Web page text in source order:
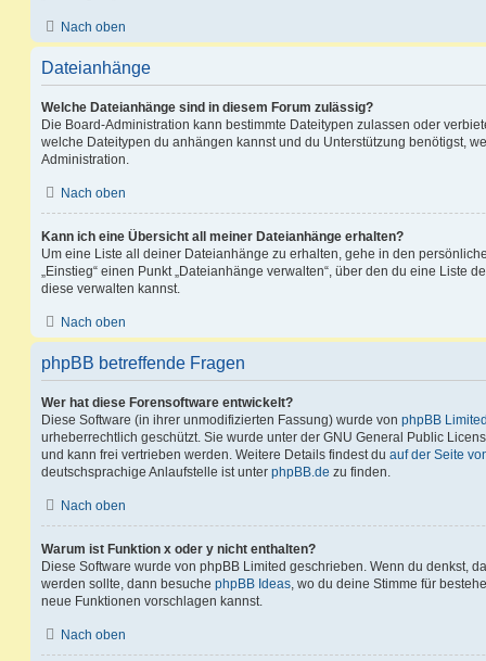
Nach oben
Dateianhänge
Welche Dateianhänge sind in diesem Forum zulässig?
Die Board-Administration kann bestimmte Dateitypen zulassen oder
welche Dateitypen du anhängen kannst und du Unterstützung benötigst,
Administration.
Nach oben
Kann ich eine Übersicht all meiner Dateianhänge erhalten?
Um eine Liste all deiner Dateianhänge zu erhalten, gehe in den
„Einstieg“ einen Punkt „Dateianhänge verwalten“, über den du eine Liste
diese verwalten kannst.
Nach oben
phpBB betreffende Fragen
Wer hat diese Forensoftware entwickelt?
Diese Software (in ihrer unmodifizierten Fassung) wurde von phpBB
urheberrechtlich geschützt. Sie wurde unter der GNU General Public
und kann frei vertrieben werden. Weitere Details findest du auf der Seite
deutschsprachige Anlaufstelle ist unter phpBB.de zu finden.
Nach oben
Warum ist Funktion x oder y nicht enthalten?
Diese Software wurde von phpBB Limited geschrieben. Wenn du denkst,
werden sollte, dann besuche phpBB Ideas, wo du deine Stimme für
neue Funktionen vorschlagen kannst.
Nach oben